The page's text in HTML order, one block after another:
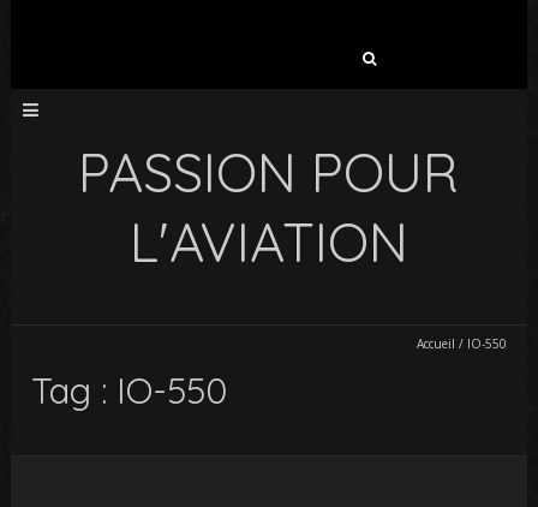
PASSION POUR
L'AVIATION
Accueil / IO-550
Tag : IO-550